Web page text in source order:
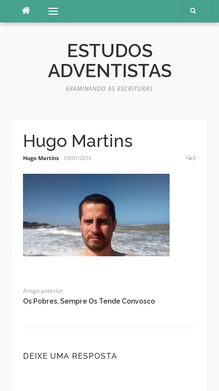
o
Menu
ESTUDOS
ADVENTISTAS
EXAMINANDO AS ESCRITURAS
Hugo Martins
Hugo Martins 03/01/2016 0
Artigo anterior
Os Pobres, Sempre Os Tende Convosco
DEIXE UMA RESPOSTA